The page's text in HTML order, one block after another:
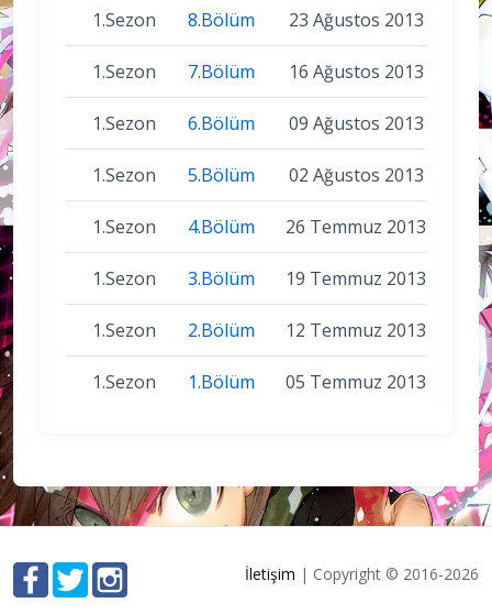
1.Sezon 8.Bölüm 23 Ağustos 2013
1.Sezon 7.Bölüm 16 Ağustos 2013
1.Sezon 6.Bölüm 09 Ağustos 2013
1.Sezon 5.Bölüm 02 Ağustos 2013
1.Sezon 4.Bölüm 26 Temmuz 2013
1.Sezon 3.Bölüm 19 Temmuz 2013
1.Sezon 2.Bölüm 12 Temmuz 2013
1.Sezon 1.Bölüm 05 Temmuz 2013
İletişim | Copyright © 2016-2026